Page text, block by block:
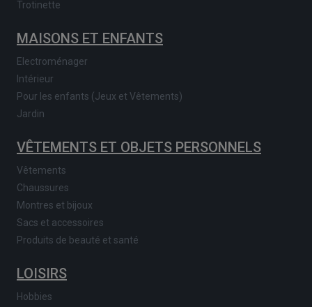
Trotinette
MAISONS ET ENFANTS
Electroménager
Intérieur
Pour les enfants (Jeux et Vêtements)
Jardin
VÊTEMENTS ET OBJETS PERSONNELS
Vêtements
Chaussures
Montres et bijoux
Sacs et accessoires
Produits de beauté et santé
LOISIRS
Hobbies